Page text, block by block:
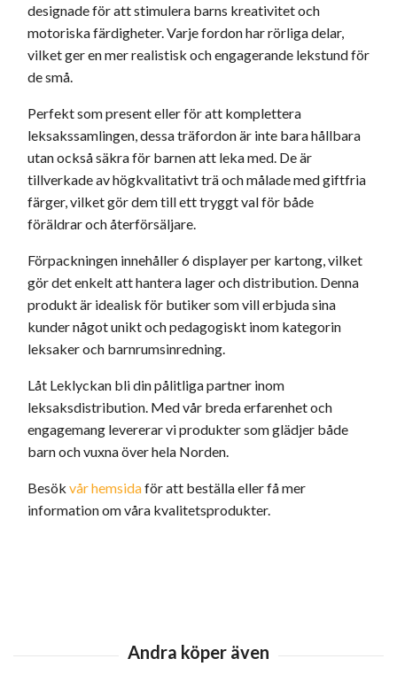
designade för att stimulera barns kreativitet och
motoriska färdigheter. Varje fordon har rörliga delar,
vilket ger en mer realistisk och engagerande lekstund för
de små.
Perfekt som present eller för att komplettera
leksakssamlingen, dessa träfordon är inte bara hållbara
utan också säkra för barnen att leka med. De är
tillverkade av högkvalitativt trä och målade med giftfria
färger, vilket gör dem till ett tryggt val för både
föräldrar och återförsäljare.
Förpackningen innehåller 6 displayer per kartong, vilket
gör det enkelt att hantera lager och distribution. Denna
produkt är idealisk för butiker som vill erbjuda sina
kunder något unikt och pedagogiskt inom kategorin
leksaker och barnrumsinredning.
Låt Leklyckan bli din pålitliga partner inom
leksaksdistribution. Med vår breda erfarenhet och
engagemang levererar vi produkter som glädjer både
barn och vuxna över hela Norden.
Besök vår hemsidaför att beställa eller få mer
information om våra kvalitetsprodukter.